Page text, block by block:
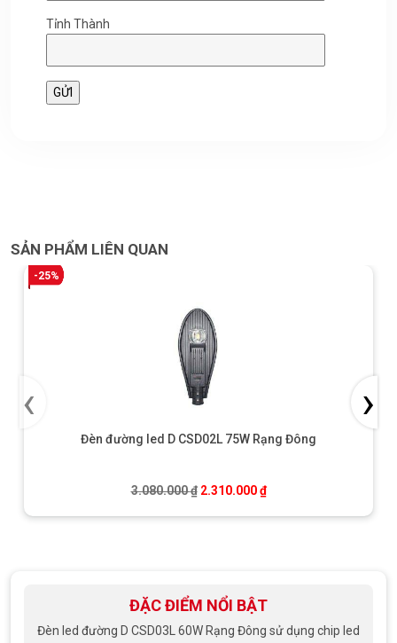
Tỉnh Thành
SẢN PHẨM LIÊN QUAN
-25%
Đèn đường led D CSD02L 75W Rạng Đông
3.080.000₫ Giá gốc là: 3.080.000 ₫.
2.310.000₫Giá hiện tại là:
‹ ›
ĐẶC ĐIỂM NỔI BẬT
Đèn led đường D CSD03L 60W Rạng Đông sử dụng chip led